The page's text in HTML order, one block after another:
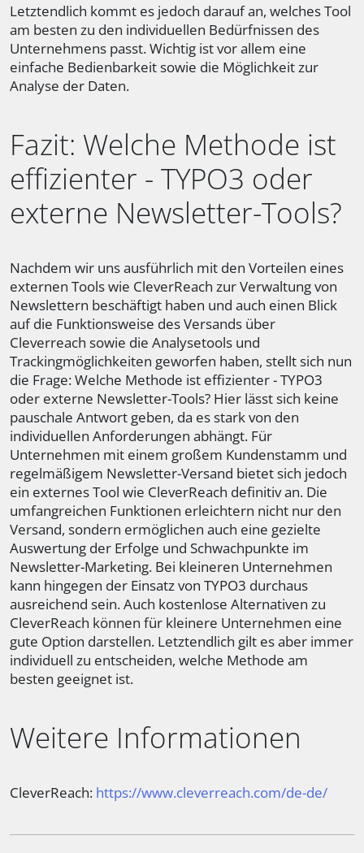
Letztendlich kommt es jedoch darauf an, welches Tool
am besten zu den individuellen Bedürfnissen des
Unternehmens passt. Wichtig ist vor allem eine
einfache Bedienbarkeit sowie die Möglichkeit zur
Analyse der Daten.
Fazit: Welche Methode ist
effizienter - TYPO3 oder
externe Newsletter-Tools?
Nachdem wir uns ausführlich mit den Vorteilen eines
externen Tools wie CleverReach zur Verwaltung von
Newslettern beschäftigt haben und auch einen Blick
auf die Funktionsweise des Versands über
Cleverreach sowie die Analysetools und
Trackingmöglichkeiten geworfen haben, stellt sich nun
die Frage: Welche Methode ist effizienter - TYPO3
oder externe Newsletter-Tools? Hier lässt sich keine
pauschale Antwort geben, da es stark von den
individuellen Anforderungen abhängt. Für
Unternehmen mit einem großem Kundenstamm und
regelmäßigem Newsletter-Versand bietet sich jedoch
ein externes Tool wie CleverReach definitiv an. Die
umfangreichen Funktionen erleichtern nicht nur den
Versand, sondern ermöglichen auch eine gezielte
Auswertung der Erfolge und Schwachpunkte im
Newsletter-Marketing. Bei kleineren Unternehmen
kann hingegen der Einsatz von TYPO3 durchaus
ausreichend sein. Auch kostenlose Alternativen zu
CleverReach können für kleinere Unternehmen eine
gute Option darstellen. Letztendlich gilt es aber immer
individuell zu entscheiden, welche Methode am
besten geeignet ist.
Weitere Informationen
CleverReach: https://www.cleverreach.com/de-de/